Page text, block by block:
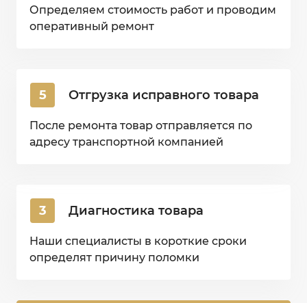
3 Диагностика товара
Наши специалисты в короткие сроки
определят причину поломки
Определяем стоимость работ и проводим
оперативный ремонт
5 Отгрузка исправного товара
После ремонта товар отправляется по
адресу транспортной компанией